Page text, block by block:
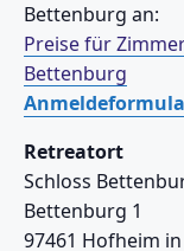
Bettenburg an:
Preise für
Bettenburg
Retreatort
Schloss
Bettenburg 1
97461 Hofheim